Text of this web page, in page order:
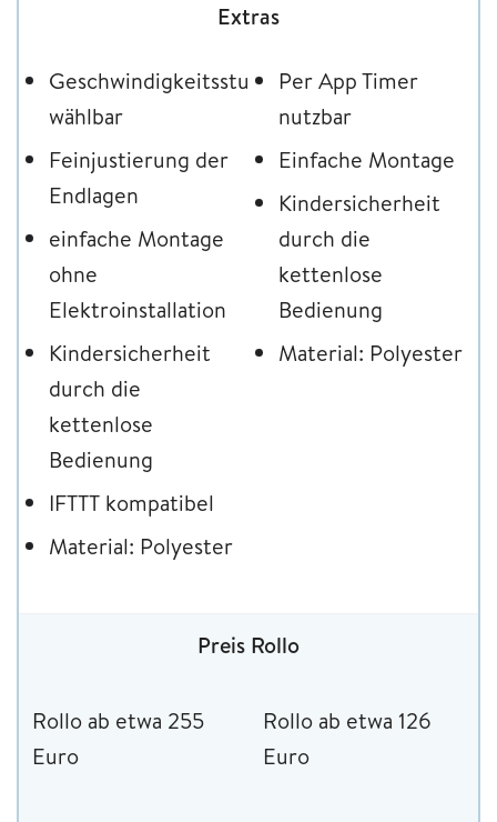
Extras
Geschwindigkeitsstufen
wählbar
Feinjustierung der
Endlagen
einfache Montage
ohne
Elektroinstallation
Kindersicherheit
durch die
kettenlose
Bedienung
IFTTT kompatibel
Material: Polyester
Per App Timer
nutzbar
Einfache Montage
Kindersicherheit
durch die
kettenlose
Bedienung
Material: Polyester
Preis Rollo
Rollo ab etwa 255
Euro
Rollo ab etwa 126
Euro